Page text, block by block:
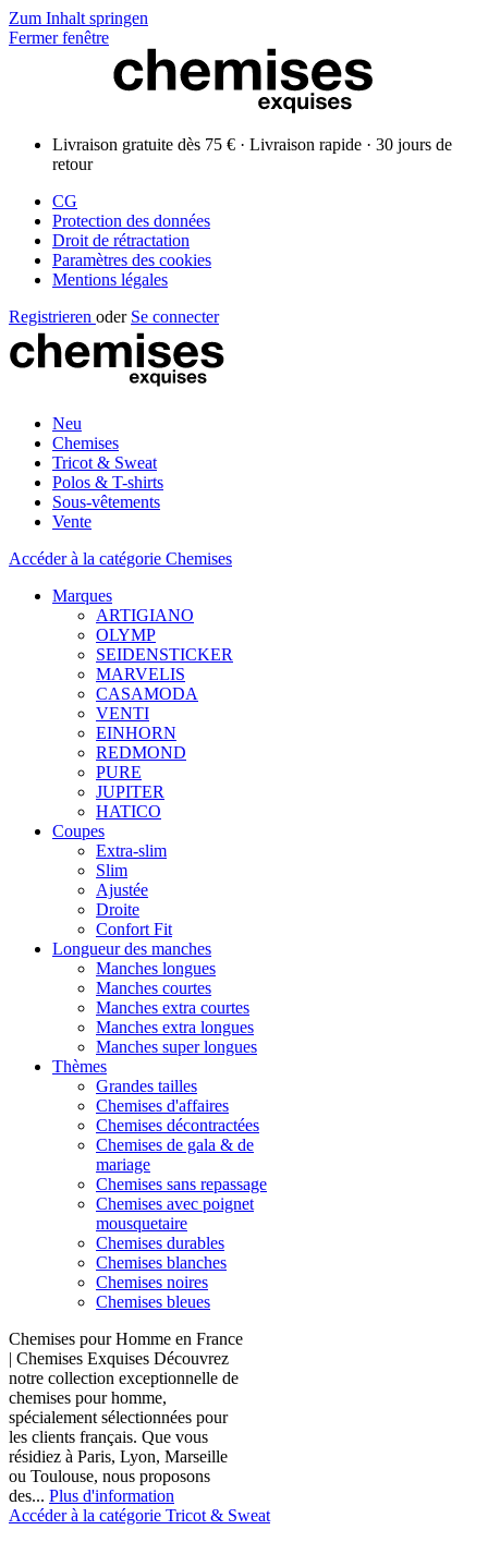
Zum Inhalt springen
Fermer fenêtre
Livraison gratuite dès 75 € · Livraison rapide · 30 jours de
retour
CG
Protection des données
Droit de rétractation
Paramètres des cookies
Mentions légales
Registrieren oder Se connecter
Neu
Chemises
Tricot & Sweat
Polos & T-shirts
Sous-vêtements
Vente
Accéder à la catégorie Chemises
Marques
ARTIGIANO
OLYMP
SEIDENSTICKER
MARVELIS
CASAMODA
VENTI
EINHORN
REDMOND
PURE
JUPITER
HATICO
Coupes
Extra-slim
Slim
Ajustée
Droite
Confort Fit
Longueur des manches
Manches longues
Manches courtes
Manches extra courtes
Manches extra longues
Manches super longues
Thèmes
Grandes tailles
Chemises d'affaires
Chemises décontractées
Chemises de gala & de
mariage
Chemises sans repassage
Chemises avec poignet
mousquetaire
Chemises durables
Chemises blanches
Chemises noires
Chemises bleues
Chemises pour Homme en France
| Chemises Exquises Découvrez
notre collection exceptionnelle de
chemises pour homme,
spécialement sélectionnées pour
les clients français. Que vous
résidiez à Paris, Lyon, Marseille
ou Toulouse, nous proposons
des... Plus d'information
Accéder à la catégorie Tricot & Sweat